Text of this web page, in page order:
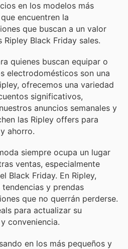
en los modelos más
encuentren la
que buscan a un valor
Black Friday sales.
quienes buscan equipar o
electrodomésticos son una
ofrecemos una variedad
significativos,
anuncios semanales y
las Ripley offers para
ahorro.
siempre ocupa un lugar
ventas, especialmente
Black Friday. En Ripley,
y prendas
que no querrán perderse.
para actualizar su
conveniencia.
en los más pequeños y